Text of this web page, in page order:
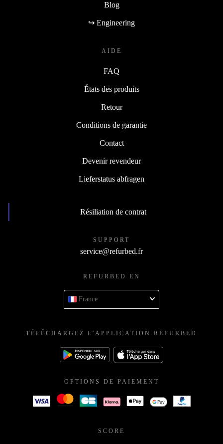
Blog
↪ Engineering
AIDE
FAQ
États des produits
Retour
Conditions de garantie
Contact
Devenir revendeur
Lieferstatus abfragen
Résiliation de contrat
SUPPORT
service@refurbed.fr
REFURBED EN
France
TÉLÉCHARGEZ L'APPLICATION REFURBED
OPTIONS DE PAIEMENT
SCORE